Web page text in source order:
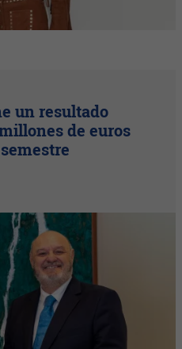
un resultado
de euros